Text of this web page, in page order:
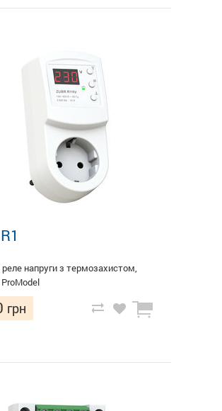
напруги з термозахистом,
грн